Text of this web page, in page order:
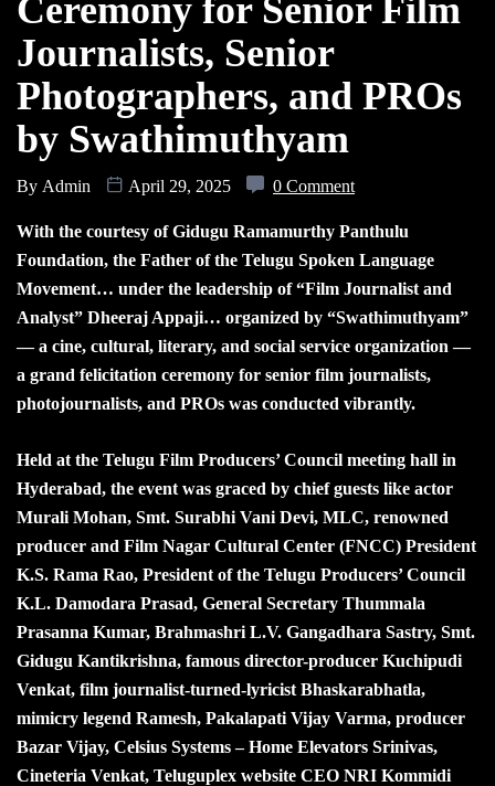
Ceremony for Senior Film
Journalists, Senior
Photographers, and PROs
by Swathimuthyam
By Admin April 29, 2025 0 Comment
With the courtesy of Gidugu Ramamurthy Panthulu
Foundation, the Father of the Telugu Spoken Language
Movement… under the leadership of “Film Journalist and
Analyst” Dheeraj Appaji… organized by “Swathimuthyam”
— a cine, cultural, literary, and social service organization —
a grand felicitation ceremony for senior film journalists,
photojournalists, and PROs was conducted vibrantly.
Held at the Telugu Film Producers’ Council meeting hall in
Hyderabad, the event was graced by chief guests like actor
Murali Mohan, Smt. Surabhi Vani Devi, MLC, renowned
producer and Film Nagar Cultural Center (FNCC) President
K.S. Rama Rao, President of the Telugu Producers’ Council
K.L. Damodara Prasad, General Secretary Thummala
Prasanna Kumar, Brahmashri L.V. Gangadhara Sastry, Smt.
Gidugu Kantikrishna, famous director-producer Kuchipudi
Venkat, film journalist-turned-lyricist Bhaskarabhatla,
mimicry legend Ramesh, Pakalapati Vijay Varma, producer
Bazar Vijay, Celsius Systems – Home Elevators Srinivas,
Cineteria Venkat, Teluguplex website CEO NRI Kommidi